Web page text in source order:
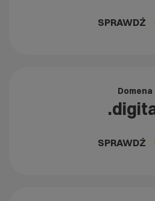
SPRAWDŹ
Domena
SPRAWDŹ